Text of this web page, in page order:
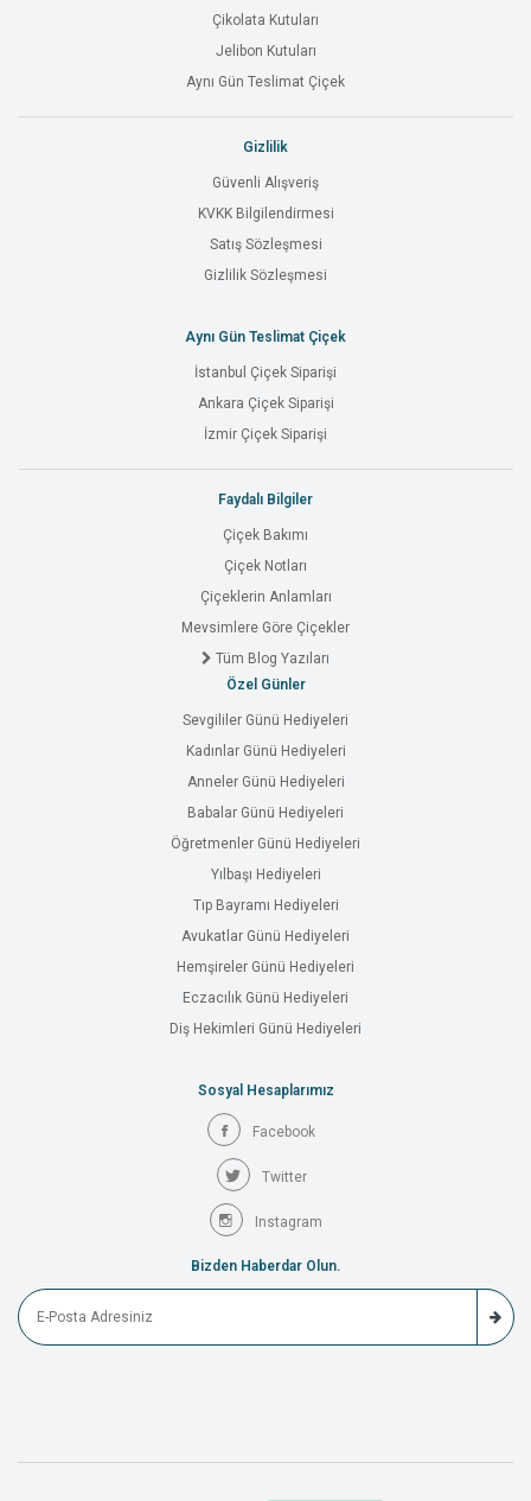
Çikolata Kutuları
Jelibon Kutuları
Aynı Gün Teslimat Çiçek
Gizlilik
Güvenli Alışveriş
KVKK Bilgilendirmesi
Satış Sözleşmesi
Gizlilik Sözleşmesi
Aynı Gün Teslimat Çiçek
İstanbul Çiçek Siparişi
Ankara Çiçek Siparişi
İzmir Çiçek Siparişi
Faydalı Bilgiler
Çiçek Bakımı
Çiçek Notları
Çiçeklerin Anlamları
Mevsimlere Göre Çiçekler
Tüm Blog Yazıları
Özel Günler
Sevgililer Günü Hediyeleri
Kadınlar Günü Hediyeleri
Anneler Günü Hediyeleri
Babalar Günü Hediyeleri
Öğretmenler Günü Hediyeleri
Yılbaşı Hediyeleri
Tıp Bayramı Hediyeleri
Avukatlar Günü Hediyeleri
Hemşireler Günü Hediyeleri
Eczacılık Günü Hediyeleri
Diş Hekimleri Günü Hediyeleri
Sosyal Hesaplarımız
Facebook
Twitter
Instagram
Bizden Haberdar Olun.